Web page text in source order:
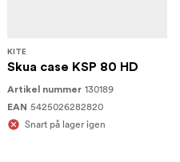
KITE
Skua case KSP 80 HD
Artikel nummer 130189
EAN 5425026282820
Snart på lager igen